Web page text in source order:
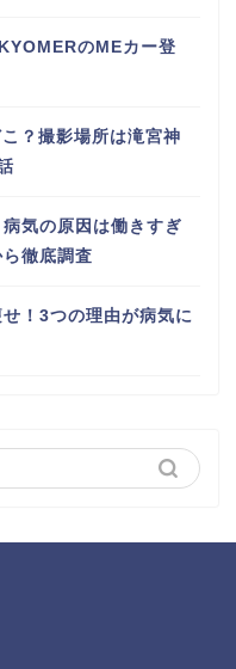
のMEカー登
？撮影場所は滝宮神
病気の原因は働きすぎ
徹底調査
！3つの理由が病気に